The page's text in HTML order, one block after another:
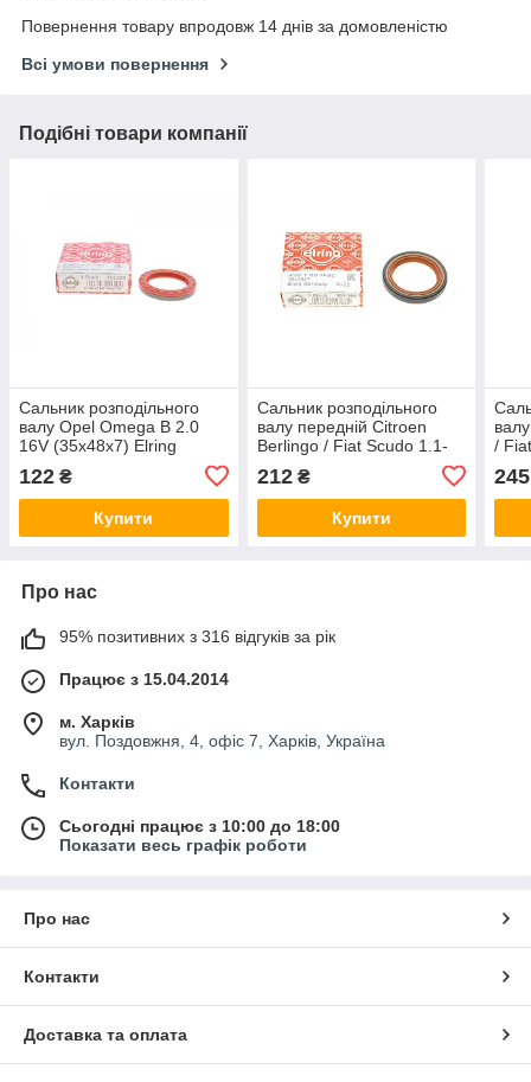
Повернення товару впродовж 14 днів за домовленістю
Всі умови повернення
Подібні товари компанії
Сальник розподільного
валу Opel Omega B 2.0
16V (35x48x7) Elring
122 ₴
Купити
Сальник розподільного
валу передній Citroen
Berlingo / Fiat Scudo 1.1-
2.0D 94- (36x50x7) Elring
505366
212₴
Купити
/
245
Про нас
95% позитивних з 316 відгуків за рік
Працює з 15.04.2014
м. Харків
вул. Поздовжня, 4, офіс 7, Харків, Україна
Контакти
Сьогодні працює з 10:00 до 18:00
Показати весь графік роботи
Про нас
Контакти
Доставка та оплата